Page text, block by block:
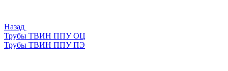
Назад
Трубы ТВИН ППУ ОЦ
Трубы ТВИН ППУ ПЭ